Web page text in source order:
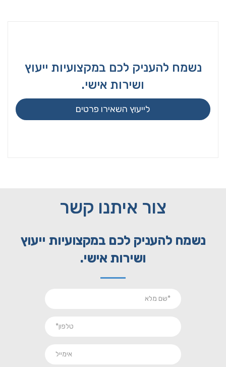
נשמח להעניק לכם במקצועיות ייעוץ
ושירות אישי.
לייעוץ השאירו פרטים
צור איתנו קשר
נשמח להעניק לכם במקצועיות ייעוץ
ושירות אישי.